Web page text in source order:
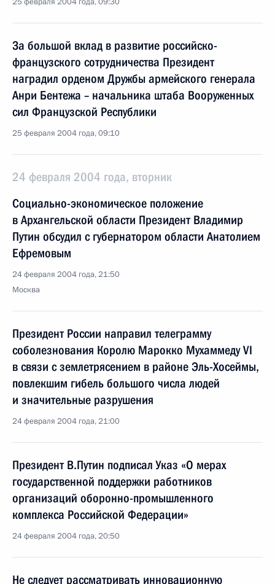
За большой вклад в развитие российско-
французского сотрудничества Президент
наградил орденом Дружбы армейского генерала
Анри Бентежа – начальника штаба Вооруженных
сил Французской Республики
25 февраля 2004 года, 09:10
24 февраля 2004 года, вторник
Социально-экономическое положение
в Архангельской области Президент Владимир
Путин обсудил с губернатором области Анатолием
Ефремовым
24 февраля 2004 года, 21:50
Москва
Президент России направил телеграмму
соболезнования Королю Марокко Мухаммеду VI
в связи с землетрясением в районе Эль-Хосеймы,
повлекшим гибель большого числа людей
и значительные разрушения
24 февраля 2004 года, 21:00
Президент В.Путин подписал Указ «О мерах
государственной поддержки работников
организаций оборонно-промышленного
комплекса Российской Федерации»
24 февраля 2004 года, 20:50
Не следует рассматривать инновационную